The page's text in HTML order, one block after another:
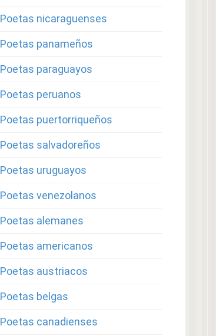
Poetas nicaraguenses
Poetas panameños
Poetas paraguayos
Poetas peruanos
Poetas puertorriqueños
Poetas salvadoreños
Poetas uruguayos
Poetas venezolanos
Poetas alemanes
Poetas americanos
Poetas austriacos
Poetas belgas
Poetas canadienses